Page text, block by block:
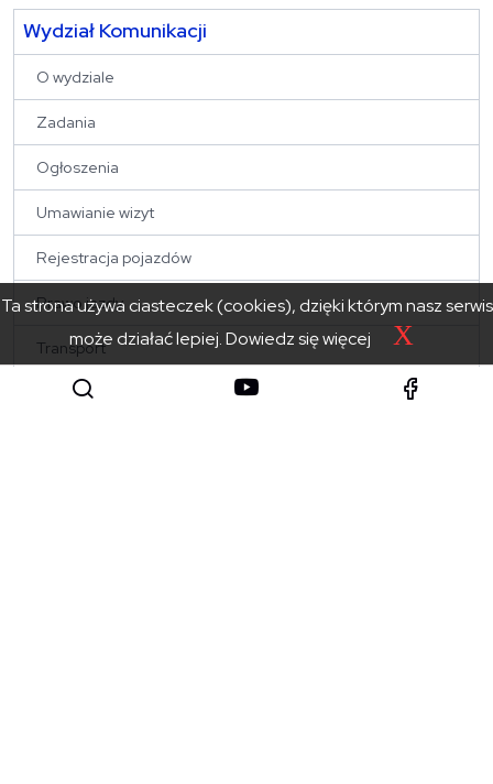
Wydział Komunikacji
O wydziale
Zadania
Ogłoszenia
Umawianie wizyt
Rejestracja pojazdów
Prawo jazdy
Transport
Rozkłady jazdy bus
Ta strona używa ciasteczek (cookies), dzięki którym nasz serwis
może działać lepiej.Dowiedz się więcej X